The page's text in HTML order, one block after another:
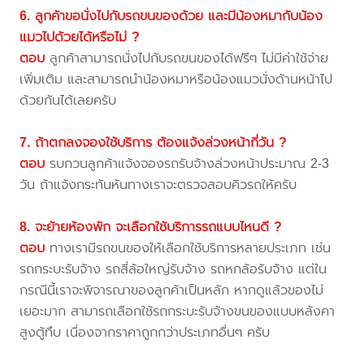
6. ลูกค้าขอนั่งไปกับรถขนของด้วย และมีน้องหมากับน้อง
แมวไปด้วยได้หรือไม่ ?
ตอบ ลูกค้าสามารถนั่งไปกับรถขนของได้ฟรีๆ ไม่มีค่าใช้จ่าย
เพิ่มเติม และสามารถนำน้องหมาหรือน้องแมวนั่งด้านหน้าไป
ด้วยกันได้เลยครับ
7. ถ้าตกลงจองใช้บริการ ต้องแจ้งล่วงหน้ากี่วัน ?
ตอบ รบกวนลูกค้าแจ้งจองรถรับจ้างล่วงหน้าประมาณ 2-3
วัน ถ้าแจ้งกระทันหันทางเราจะตรวจสอบคิวรถให้ครับ
8. จะย้ายห้องพัก จะเลือกใช้บริการรถแบบไหนดี ?
ตอบ ทางเรามีรถขนของให้เลือกใช้บริการหลายประเภท เช่น
รถกระบะรับจ้าง รถสี่ล้อใหญ่รับจ้าง รถหกล้อรับจ้าง แต่ใน
กรณีนี้เราจะพิจารณาของลูกค้าเป็นหลัก หากดูแล้วของไม่
เยอะมาก สามารถเลือกใช้รถกระบะรับจ้างขนของแบบหลังคา
สูงตู้ทึบ เนื่องจากราคาถูกกว่าประเภทอื่นๆ ครับ